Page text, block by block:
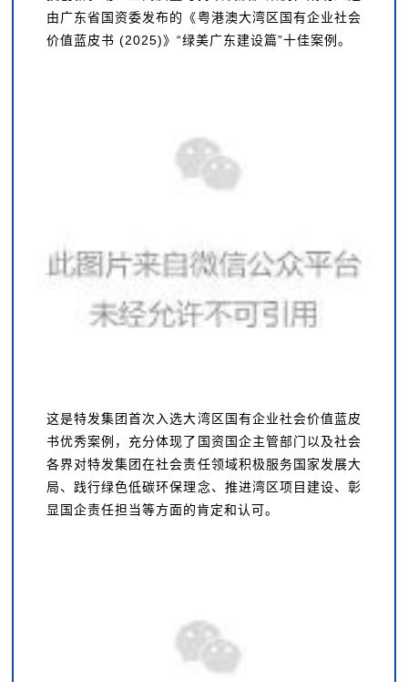
由广东省国资委发布的《粤港澳大湾区国有企业社会
价值蓝皮书 (2025)》“绿美广东建设篇”十佳案例。
这是特发集团首次入选大湾区国有企业社会价值蓝皮
书优秀案例，充分体现了国资国企主管部门以及社会
各界对特发集团在社会责任领域积极服务国家发展大
局、践行绿色低碳环保理念、推进湾区项目建设、彰
显国企责任担当等方面的肯定和认可。